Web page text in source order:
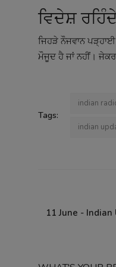
ਵਿਦੇਸ਼
ਜਿਹੜੇ ਨੌਜਵਾਨ
ਮੌਜੂਦ ਹੈ ਜਾਂ ਨਹੀਂ।
Tags:
indian
indian
11 June -